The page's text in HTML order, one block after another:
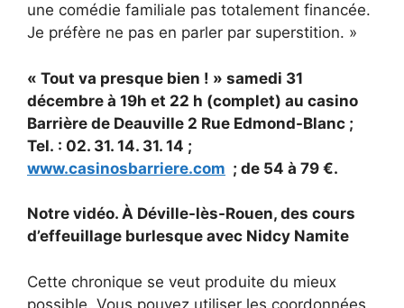
une comédie familiale pas totalement financée.
Je préfère ne pas en parler par superstition. »
« Tout va presque bien ! » samedi 31
décembre à 19h et 22 h (complet) au casino
Barrière de Deauville 2 Rue Edmond-Blanc ;
Tel. : 02. 31. 14. 31. 14 ;
www.casinosbarriere.com ; de 54 à 79 €.
Notre vidéo. À Déville-lès-Rouen, des cours
d’effeuillage burlesque avec Nidcy Namite
Cette chronique se veut produite du mieux
possible. Vous pouvez utiliser les coordonnées